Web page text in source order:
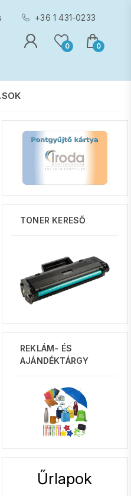
+36 1 431-0233
0 0
TONER KERESŐ
REKLÁM- ÉS
AJÁNDÉKTÁRGY
Űrlapok